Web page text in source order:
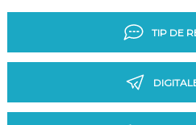
TIP DE